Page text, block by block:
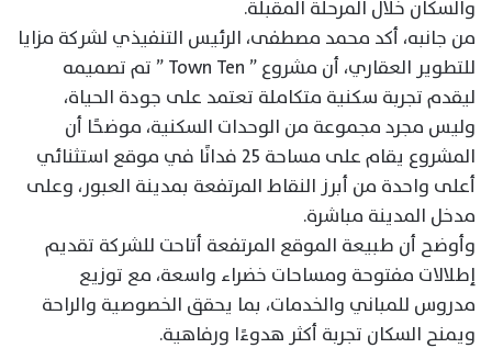
والسكان خلال المرحلة المقبلة.
من جانبه، أكد محمد مصطفى، الرئيس التنفيذي لشركة مزايا
للتطوير العقاري، أن مشروع ” Town Ten ” تم تصميمه
ليقدم تجربة سكنية متكاملة تعتمد على جودة الحياة،
وليس مجرد مجموعة من الوحدات السكنية، موضحًا أن
المشروع يقام على مساحة 25 فدانًا في موقع استثنائي
أعلى واحدة من أبرز النقاط المرتفعة بمدينة العبور، وعلى
مدخل المدينة مباشرة.
وأوضح أن طبيعة الموقع المرتفعة أتاحت للشركة تقديم
إطلالات مفتوحة ومساحات خضراء واسعة، مع توزيع
مدروس للمباني والخدمات، بما يحقق الخصوصية والراحة
ويمنح السكان تجربة أكثر هدوءًا ورفاهية.